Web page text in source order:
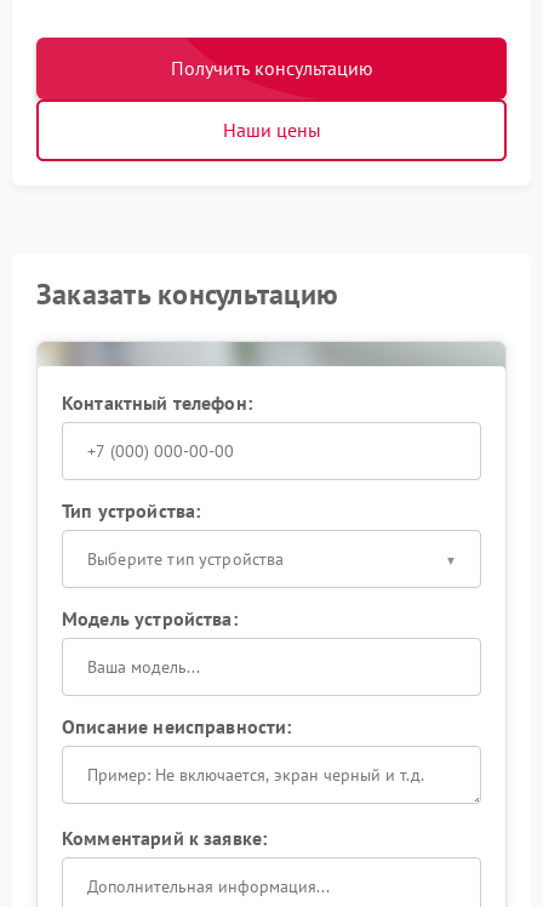
Получить консультацию
Наши цены
Заказать консультацию
Контактный телефон:
Тип устройства:
Выберите тип устройства
Модель устройства:
Описание неисправности:
Комментарий к заявке: